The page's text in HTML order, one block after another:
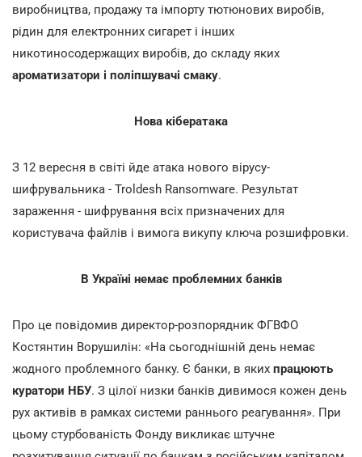
виробництва, продажу та імпорту тютюнових виробів,
рідин для електронних сигарет і інших
никотиносодержащих виробів, до складу яких
ароматизатори і поліпшувачі смаку.
Нова кібератака
З 12 вересня в світі йде атака нового вірусу-
шифрувальника - Troldesh Ransomware. Результат
зараження - шифрування всіх призначених для
користувача файлів і вимога викупу ключа розшифровки.
В Україні немає проблемних банків
Про це повідомив директор-розпорядник ФГВФО
Костянтин Ворушилін: «На сьогоднішній день немає
жодного проблемного банку. Є банки, в яких працюють
куратори НБУ. З цілої низки банків дивимося кожен день
рух активів в рамках системи раннього реагування». При
цьому стурбованість Фонду викликає штучне